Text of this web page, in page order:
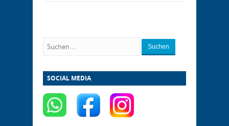
Suchen
SOCIAL MEDIA